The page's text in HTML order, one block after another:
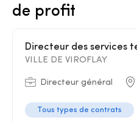
de profit
Directeur des services
VILLE DE VIROFLAY
Directeur général
Tous types de contrats